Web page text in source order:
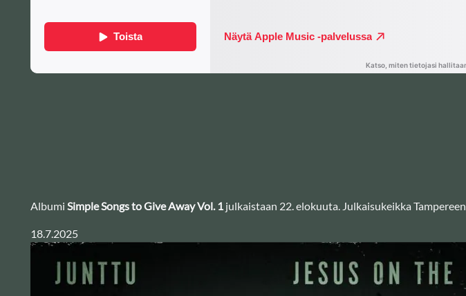
Albumi Simple Songs to Give Away Vol. 1 julkaistaan 22. elokuuta. Julkaisukeikka Tampereen
18.7.2025